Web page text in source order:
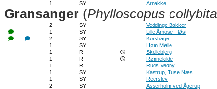
1
SY Arnakke
Gransanger (Phylloscopus collybita
2 SY
Veddinge Bakker
1
SY
Lille Åmose - Øst
2
SY
Korshage
1
SY
Høm Mølle
1
R
Skellebjerg
1
R
Rønnekilde
1
R
Ruds Vedby
1
SY
Kastrup, Tuse Næs
1
SY
Reerslev
2
SY
Asserholm ved Ågerup